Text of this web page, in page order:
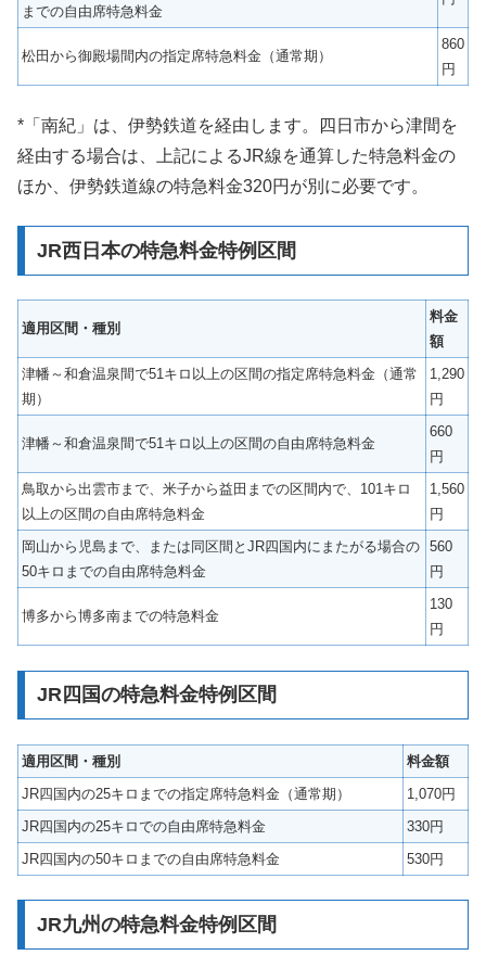
までの自由席特急料金
松田から御殿場間内の指定席特急料金（通常期）
860
円
*「南紀」は、伊勢鉄道を経由します。四日市から津間を
経由する場合は、上記によるJR線を通算した特急料金の
ほか、伊勢鉄道線の特急料金320円が別に必要です。
JR西日本の特急料金特例区間
適用区間・種別
料金
額
津幡～和倉温泉間で51キロ以上の区間の指定席特急料金（通常
期）
1,290
円
津幡～和倉温泉間で51キロ以上の区間の自由席特急料金
660
円
鳥取から出雲市まで、米子から益田までの区間内で、101キロ
以上の区間の自由席特急料金
1,560
円
岡山から児島まで、または同区間とJR四国内にまたがる場合の
50キロまでの自由席特急料金
560
円
博多から博多南までの特急料金
130
円
JR四国の特急料金特例区間
適用区間・種別
料金額
JR四国内の25キロまでの指定席特急料金（通常期）
1,070円
JR四国内の25キロでの自由席特急料金
330円
JR四国内の50キロまでの自由席特急料金
530円
JR九州の特急料金特例区間